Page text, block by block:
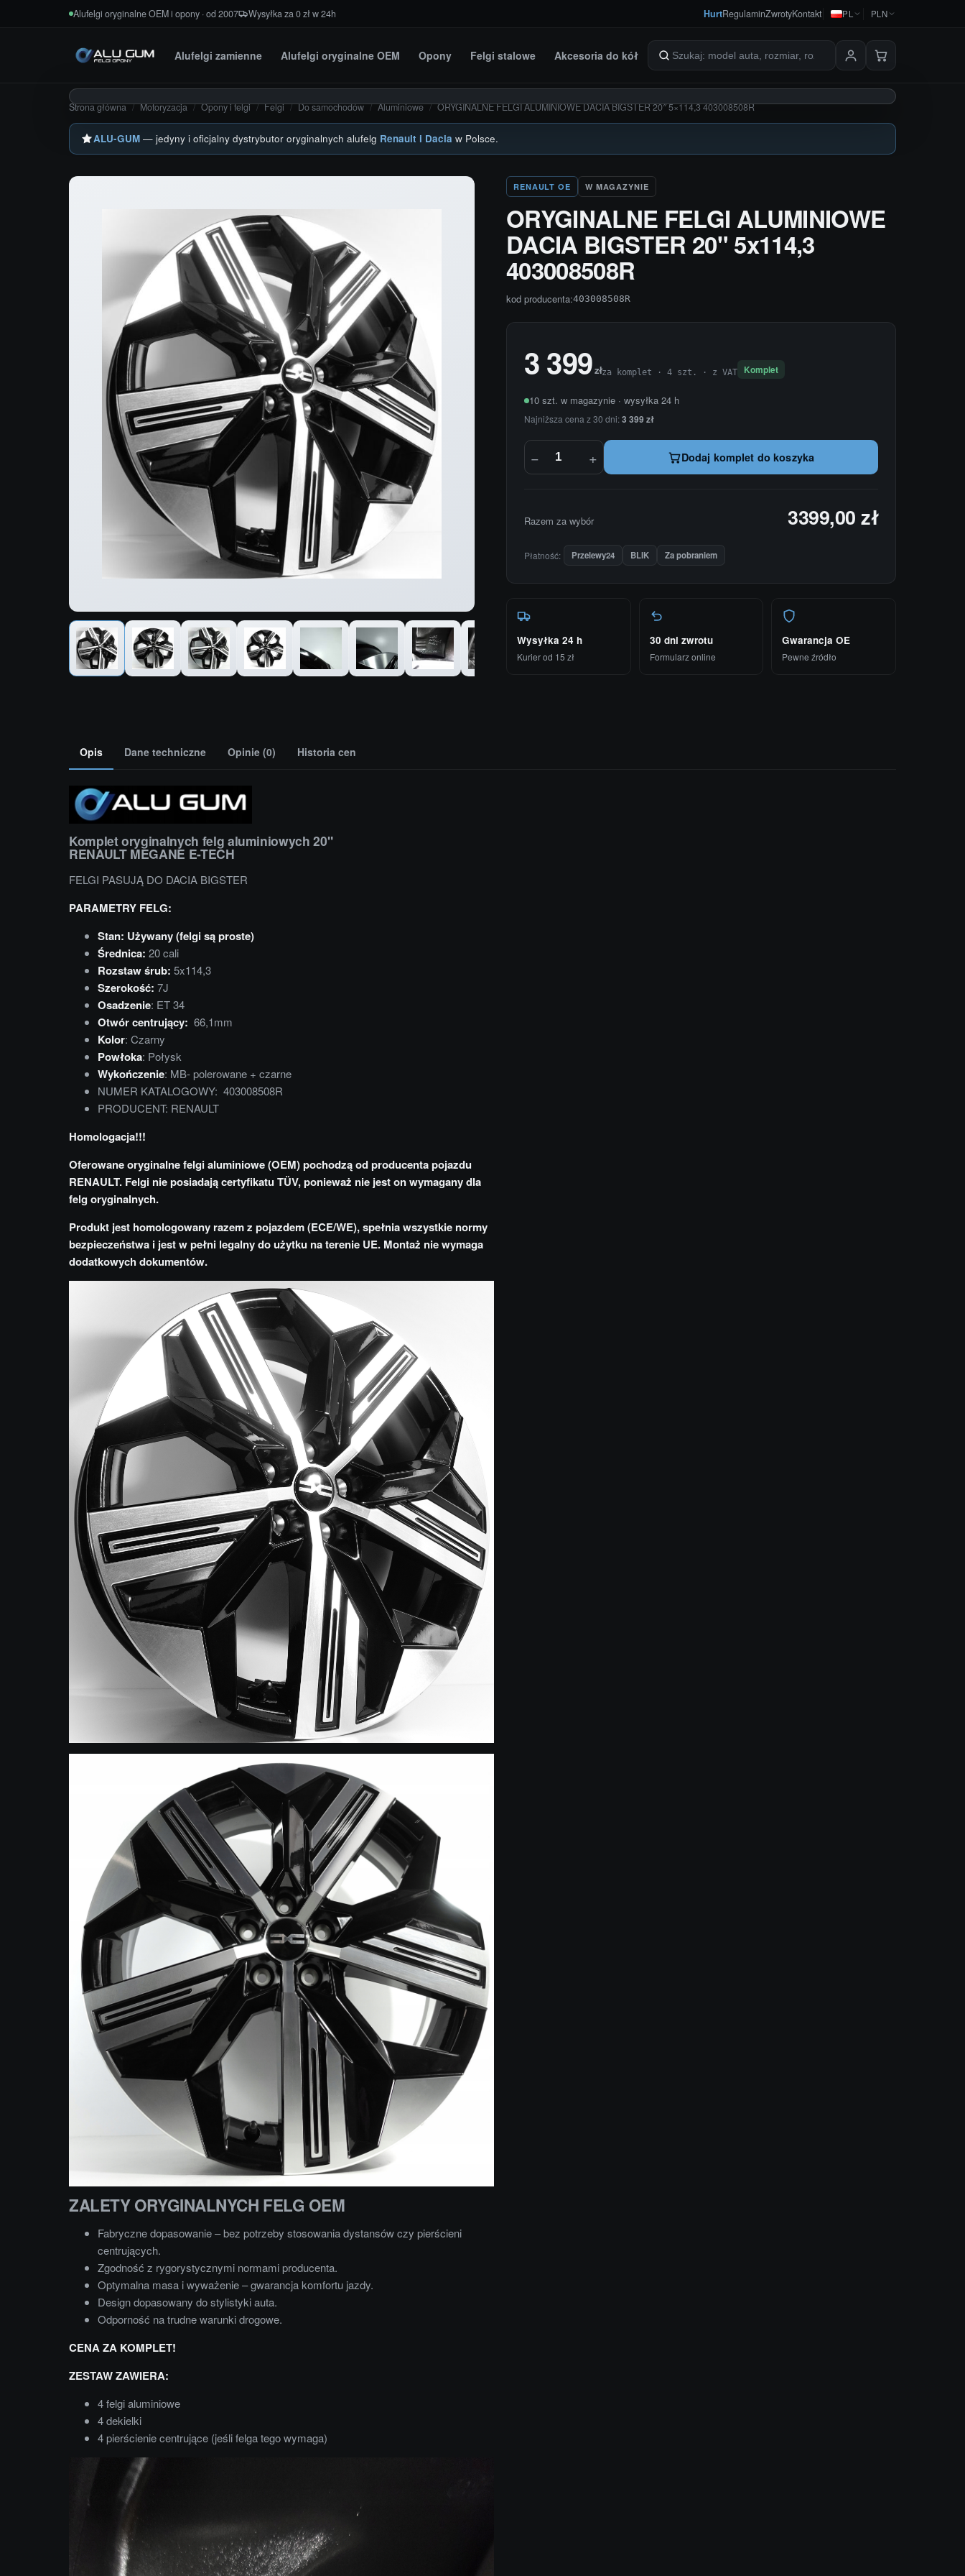
Przejdź do treściAlufelgi oryginalne OEM i opony · od 2007 Wysyłka za 0 zł w 24h HurtRegulaminZwrotyKontakt PL PLN
Alufelgi zamienne Alufelgi oryginalne OEM Opony Felgi stalowe Akcesoria do kół Szukaj produktów
Strona główna / Motoryzacja / Opony i felgi / Felgi / Do samochodów / Aluminiowe / ORYGINALNE FELGI ALUMINIOWE DACIA BIGSTER 20″ 5×114,3 403008508R
ALU-GUM — jedyny i oficjalny dystrybutor oryginalnych alufelg Renault i Dacia w Polsce.
RENAULT OE W MAGAZYNIE
ORYGINALNE FELGI ALUMINIOWE
DACIA BIGSTER 20" 5x114,3
403008508R
kod producenta:403008508R
3 399złza komplet · 4 szt. · z VAT Komplet
10 szt. w magazynie · wysyłka 24 h
Najniższa cena z 30 dni:3 399 zł
− + Dodaj komplet do koszyka
Razem za wybór 3399,00 zł
Płatność: Przelewy24 BLIK Za pobraniem
Wysyłka 24 h
Kurier od 15 zł
30 dni zwrotu
Formularz online
Gwarancja OE
Pewne źródło
Opis Dane techniczne Opinie (0) Historia cen
Komplet oryginalnych felg aluminiowych 20"
RENAULT MEGANE E-TECH
FELGI PASUJĄ DO DACIA BIGSTER
PARAMETRY FELG:
Stan: Używany (felgi są proste)
Średnica: 20 cali
Rozstaw śrub: 5x114,3
Szerokość: 7J
Osadzenie: ET 34
Otwór centrujący: 66,1mm
Kolor: Czarny
Powłoka: Połysk
Wykończenie: MB- polerowane + czarne
NUMER KATALOGOWY: 403008508R
PRODUCENT: RENAULT
Homologacja!!!
Oferowane oryginalne felgi aluminiowe (OEM) pochodzą od producenta pojazdu
RENAULT. Felgi nie posiadają certyfikatu TÜV, ponieważ nie jest on wymagany dla
felg oryginalnych.
Produkt jest homologowany razem z pojazdem (ECE/WE), spełnia wszystkie normy
bezpieczeństwa i jest w pełni legalny do użytku na terenie UE. Montaż nie wymaga
dodatkowych dokumentów.
ZALETY ORYGINALNYCH FELG OEM
Fabryczne dopasowanie – bez potrzeby stosowania dystansów czy pierścieni
centrujących.
Zgodność z rygorystycznymi normami producenta.
Optymalna masa i wyważenie – gwarancja komfortu jazdy.
Design dopasowany do stylistyki auta.
Odporność na trudne warunki drogowe.
CENA ZA KOMPLET!
ZESTAW ZAWIERA:
4 felgi aluminiowe
4 dekielki
4 pierścienie centrujące (jeśli felga tego wymaga)